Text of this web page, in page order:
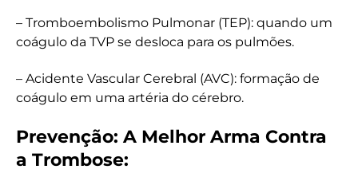
– Tromboembolismo Pulmonar (TEP): quando um
coágulo da TVP se desloca para os pulmões.
– Acidente Vascular Cerebral (AVC): formação de
coágulo em uma artéria do cérebro.
Prevenção: A Melhor Arma Contra
a Trombose: